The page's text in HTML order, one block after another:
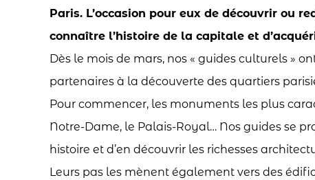
Paris. L’occasion pour eux de découvrir ou
connaître l’histoire de la capitale et d’acqu
Dès le mois de mars, nos « guides culturels »
partenaires à la découverte des quartiers
Pour commencer, les monuments les plus
Notre-Dame, le Palais-Royal… Nos guides se
histoire et d’en découvrir les richesses
Leurs pas les mènent également vers des